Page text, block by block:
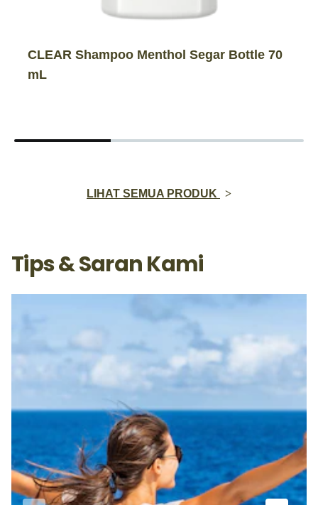
CLEAR Shampoo Menthol Segar Bottle 70
mL
LIHAT SEMUA PRODUK
Tips & Saran Kami